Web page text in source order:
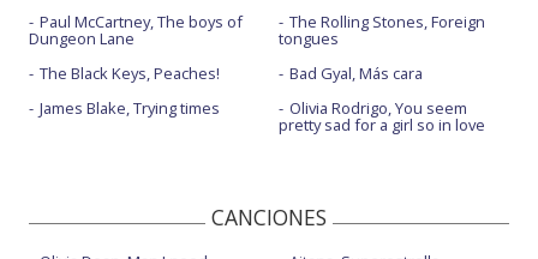
Paul McCartney, The boys of
Dungeon Lane
The Black Keys, Peaches!
James Blake, Trying times
The Rolling Stones, Foreign
tongues
Bad Gyal, Más cara
Olivia Rodrigo, You seem
pretty sad for a girl so in love
CANCIONES